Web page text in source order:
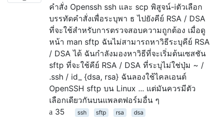
คำสั่ง Openssh ssh และ scp พิสูจน์-iตัวเลือก
บรรทัดคำสั่งเพื่อระบุพา ธ ไปยังคีย์ RSA / DSA
ที่จะใช้สำหรับการตรวจสอบความถูกต้อง เมื่อดู
หน้า man sftp ฉันไม่สามารถหาวิธีระบุคีย์ RSA
/ DSA ได้ ฉันกำลังมองหาวิธีที่จะเริ่มต้นเซสชัน
sftp ที่จะใช้คีย์ RSA / DSA ที่ระบุไม่ใช่ปุ่ม ~ /
.ssh / id_ {dsa, rsa} ฉันลองใช้ไคลเอนต์
OpenSSH sftp บน Linux ... แต่มันควรมีตัว
เลือกเดียวกันบนแพลตฟอร์มอื่น ๆ
35
ssh sftp rsa dsa